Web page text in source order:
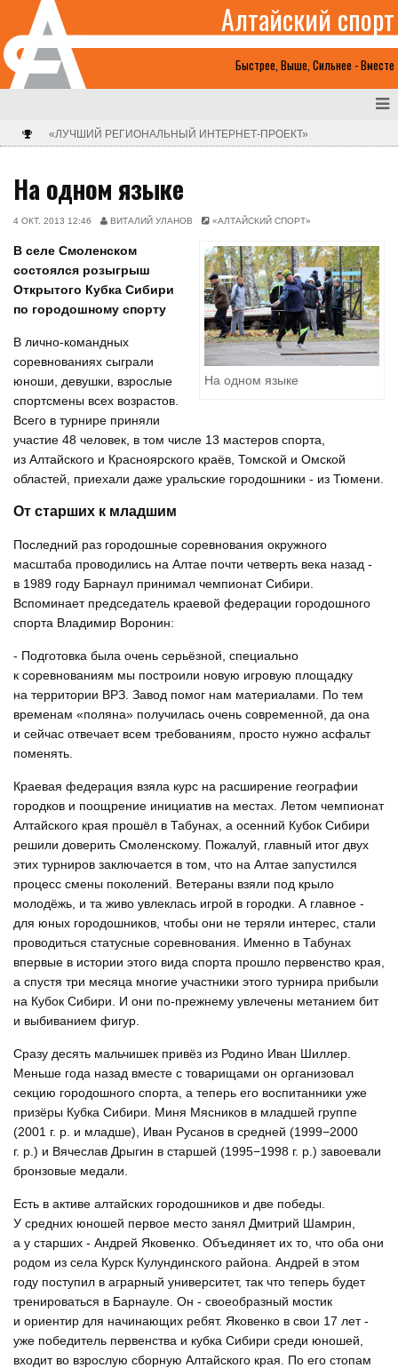
Быстрее, Выше, Сильнее - Вместе
Алтайский спорт
«ЛУЧШИЙ РЕГИОНАЛЬНЫЙ ИНТЕРНЕТ-ПРОЕКТ»
На одном языке
4 ОКТ. 2013 12:46 ВИТАЛИЙ УЛАНОВ «АЛТАЙСКИЙ СПОРТ»
На одном языке
В селе Смоленском
состоялся розыгрыш
Открытого Кубка Сибири
по городошному спорту
В лично-командных
соревнованиях сыграли
юноши, девушки, взрослые
спортсмены всех возрастов.
Всего в турнире приняли
участие 48 человек, в том числе 13 мастеров спорта,
из Алтайского и Красноярского краёв, Томской и Омской
областей, приехали даже уральские городошники - из Тюмени.
От старших к младшим
Последний раз городошные соревнования окружного
масштаба проводились на Алтае почти четверть века назад -
в 1989 году Барнаул принимал чемпионат Сибири.
Вспоминает председатель краевой федерации городошного
спорта Владимир Воронин:
- Подготовка была очень серьёзной, специально
к соревнованиям мы построили новую игровую площадку
на территории ВРЗ. Завод помог нам материалами. По тем
временам «поляна» получилась очень современной, да она
и сейчас отвечает всем требованиям, просто нужно асфальт
поменять.
Краевая федерация взяла курс на расширение географии
городков и поощрение инициатив на местах. Летом чемпионат
Алтайского края прошёл в Табунах, а осенний Кубок Сибири
решили доверить Смоленскому. Пожалуй, главный итог двух
этих турниров заключается в том, что на Алтае запустился
процесс смены поколений. Ветераны взяли под крыло
молодёжь, и та живо увлеклась игрой в городки. А главное -
для юных городошников, чтобы они не теряли интерес, стали
проводиться статусные соревнования. Именно в Табунах
впервые в истории этого вида спорта прошло первенство края,
а спустя три месяца многие участники этого турнира прибыли
на Кубок Сибири. И они по-прежнему увлечены метанием бит
и выбиванием фигур.
Сразу десять мальчишек привёз из Родино Иван Шиллер.
Меньше года назад вместе с товарищами он организовал
секцию городошного спорта, а теперь его воспитанники уже
призёры Кубка Сибири. Миня Мясников в младшей группе
(2001 г. р. и младше), Иван Русанов в средней (1999−2000
г. р.) и Вячеслав Дрыгин в старшей (1995−1998 г. р.) завоевали
бронзовые медали.
Есть в активе алтайских городошников и две победы.
У средних юношей первое место занял Дмитрий Шамрин,
а у старших - Андрей Яковенко. Объединяет их то, что оба они
родом из села Курск Кулундинского района. Андрей в этом
году поступил в аграрный университет, так что теперь будет
тренироваться в Барнауле. Он - своеобразный мостик
и ориентир для начинающих ребят. Яковенко в свои 17 лет -
уже победитель первенства и кубка Сибири среди юношей,
входит во взрослую сборную Алтайского края. По его стопам